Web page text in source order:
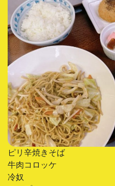
ピリ辛焼きそば
牛肉コロッケ
冷奴